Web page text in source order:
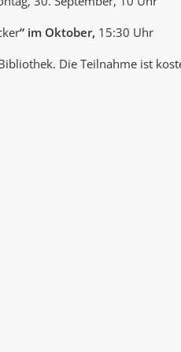
“ im Oktober, 15:30 Uhr
Die Teilnahme ist